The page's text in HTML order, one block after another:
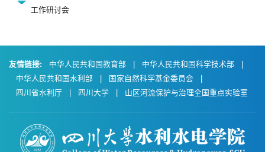
工作研讨会
友情链接: 中华人民共和国教育部 | 中华人民共和国科学技术部
|
中华人民共和国水利部
| 国家自然科学基金委员会
|
四川省水利厅
| 四川大学 | 山区河流保护与治理全国重点实验室